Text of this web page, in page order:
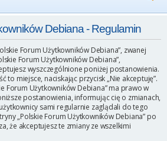
z
j
Debiana - Regulamin
Forum Użytkowników Debiana”, zwanej
Forum Użytkowników Debiana”,
wyszczególnione poniżej postanowienia.
to miejsce, naciskając przycisk „Nie akceptuję”.
Forum Użytkowników Debiana” ma prawo w
postanowienia, informując cię o zmianach,
sami regularnie zaglądali do tego
„Polskie Forum Użytkowników Debiana” po
że akceptujesz te zmiany ze wszelkimi